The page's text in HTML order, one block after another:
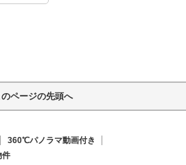
のページの先頭へ
360℃パノラマ動画付き
件